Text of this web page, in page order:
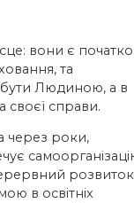
вони є
та
бути Людиною, а в
своєї справи.
через роки,
в освітніх